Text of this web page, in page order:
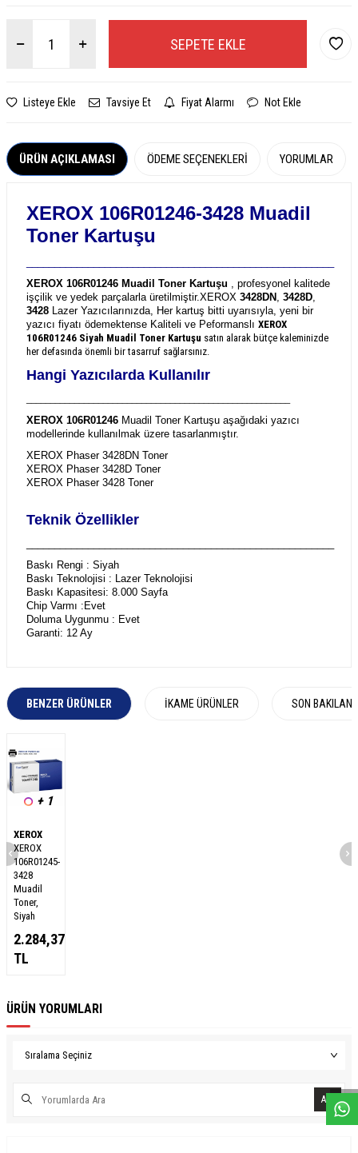
WhasappDeseHatt
SEPETE EKLE
Listeye Ekle Tavsiye Et Fiyat Alarmı Not Ekle
ÜRÜN AÇIKLAMASI ÖDEME SEÇENEKLERI YORUMLAR
XEROX 106R01246-3428 Muadil
Toner Kartuşu
XEROX 106R01246 Muadil Toner Kartuşu , profesyonel kalitede
işçilik ve yedek parçalarla üretilmiştir.XEROX 3428DN , 3428D,
3428 Lazer Yazıcılarınızda, Her kartuş bitti uyarısıyla, yeni bir
yazıcı fiyatı ödemektense Kaliteli ve Peformanslı XEROX
106R01246 Siyah Muadil Toner Kartuşu satın alarak bütçe kaleminizde
her defasında önemli bir tasarruf sağlarsınız.
Hangi Yazıcılarda Kullanılır
XEROX 106R01246 Muadil Toner Kartuşu aşağıdaki yazıcı
modellerinde kullanılmak üzere tasarlanmıştır.
XEROX Phaser 3428DN Toner
XEROX Phaser 3428D Toner
XEROX Phaser 3428 Toner
Teknik Özellikler
Baskı Rengi : Siyah
Baskı Teknolojisi : Lazer Teknolojisi
Baskı Kapasitesi: 8.000 Sayfa
Chip Varmı :Evet
Doluma Uygunmu : Evet
Garanti: 12 Ay
BENZER ÜRÜNLER İKAME ÜRÜNLER SON
+ 1
XEROX
XEROX
106R01245-
3428
Muadil
Toner,
Siyah
2.284,37
TL
ÜRÜN YORUMLARI
Ara